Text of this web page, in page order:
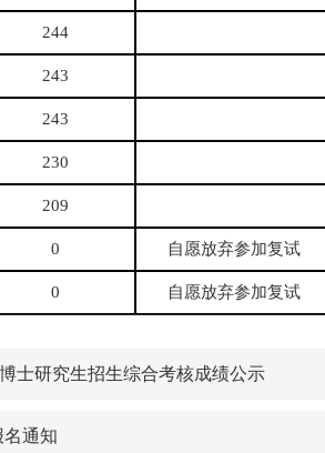
244
243
243
230
209
0 自愿放弃参加复试
0 自愿放弃参加复试
士研究生招生综合考核成绩公示
名通知